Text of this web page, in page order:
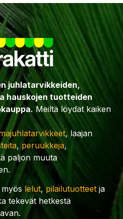
juhlatarvikkeiden,
hauskojen tuotteiden
Meiltä löydät kaiken
, laajan
, peruukkeja,
paljon muuta
lelut,pilailutuotteet ja
tekevät hetkestä